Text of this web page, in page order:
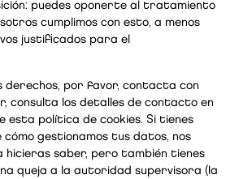
puedes oponerte al tratamiento
cumplimos con esto, a menos
justificados para el
derechos, por favor, contacta con
consulta los detalles de contacto en
política de cookies. Si tienes
cómo gestionamos tus datos, nos
hicieras saber, pero también tienes
queja a la autoridad supervisora (la